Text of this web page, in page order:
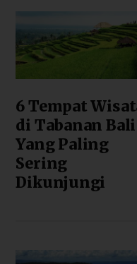
6 Tempat
di Tabanan Bali
Yang Paling
Sering
Dikunjungi